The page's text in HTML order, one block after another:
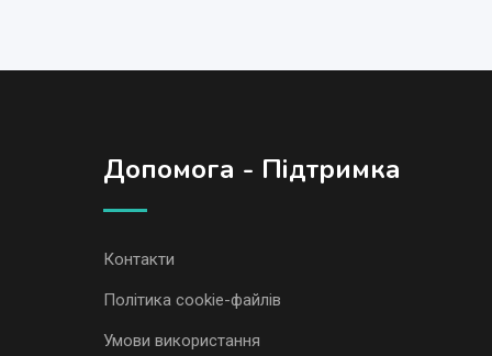
Допомога - Підтримка
Контакти
Політика cookie-файлів
Умови використання